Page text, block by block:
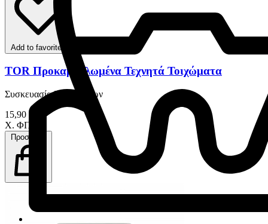
Add to favorites
TOR Προκαμπυλωμένα Τεχνητά Τοιχώματα
Συσκευασία 50 Τεμαχίων
15,90 €
Χ. ΦΠΑ
Προσθήκη